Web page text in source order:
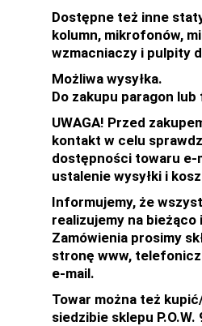
Dostępne też inne
kolumn, mikrofonów,
wzmacniaczy i pulpity
Możliwa wysyłka.
Do zakupu paragon
UWAGA! Przed
kontakt w celu
dostępności towaru e-
ustalenie wysyłki i
Informujemy, że
realizujemy na bieżąco
Zamówienia prosimy
stronę www,
e-mail.
Towar można też
siedzibie sklepu P.O.W.